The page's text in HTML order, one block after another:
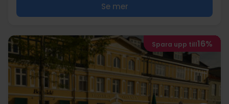
Se mer
Spara upp till16%